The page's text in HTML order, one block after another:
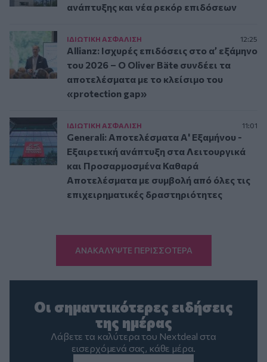
ανάπτυξης και νέα ρεκόρ επιδόσεων
ΙΔΙΩΤΙΚΗ ΑΣΦAΛΙΣΗ 12:25
Allianz: Ισχυρές επιδόσεις στο α’ εξάμηνο
του 2026 – Ο Oliver Bäte συνδέει τα
αποτελέσματα με το κλείσιμο του
«protection gap»
ΙΔΙΩΤΙΚΗ ΑΣΦAΛΙΣΗ 11:01
Generali: Αποτελέσματα Α' Εξαμήνου -
Εξαιρετική ανάπτυξη στα Λειτουργικά
και Προσαρμοσμένα Καθαρά
Αποτελέσματα με συμβολή από όλες τις
επιχειρηματικές δραστηριότητες
ΑΝΑΚΑΛΥΨΤΕ ΠΕΡΙΣΣΟΤΕΡΑ
Οι σημαντικότερες ειδήσεις
της ημέρας
Λάβετε τα καλύτερα του Nextdeal στα
εισερχόμενά σας, κάθε μέρα.